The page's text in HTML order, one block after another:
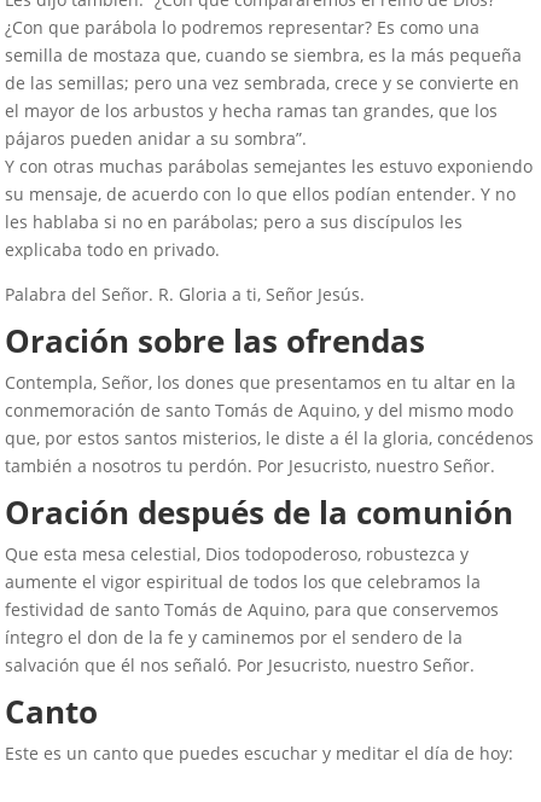
¿Con que parábola lo podremos representar? Es como una
semilla de mostaza que, cuando se siembra, es la más pequeña
de las semillas; pero una vez sembrada, crece y se convierte en
el mayor de los arbustos y hecha ramas tan grandes, que los
pájaros pueden anidar a su sombra”.
Y con otras muchas parábolas semejantes les estuvo exponiendo
su mensaje, de acuerdo con lo que ellos podían entender. Y no
les hablaba si no en parábolas; pero a sus discípulos les
explicaba todo en privado.
Palabra del Señor. R. Gloria a ti, Señor Jesús.
Oración sobre las ofrendas
Contempla, Señor, los dones que presentamos en tu altar en la
conmemoración de santo Tomás de Aquino, y del mismo modo
que, por estos santos misterios, le diste a él la gloria, concédenos
también a nosotros tu perdón. Por Jesucristo, nuestro Señor.
Oración después de la comunión
Que esta mesa celestial, Dios todopoderoso, robustezca y
aumente el vigor espiritual de todos los que celebramos la
festividad de santo Tomás de Aquino, para que conservemos
íntegro el don de la fe y caminemos por el sendero de la
salvación que él nos señaló. Por Jesucristo, nuestro Señor.
Canto
Este es un canto que puedes escuchar y meditar el día de hoy: